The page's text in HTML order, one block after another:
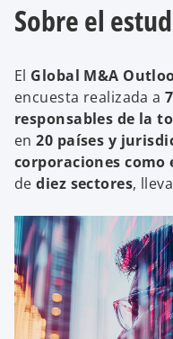
Sobre el
El Global M&A
encuesta realizada a
responsables de la
en20 países y
corporaciones
dediez sectores,